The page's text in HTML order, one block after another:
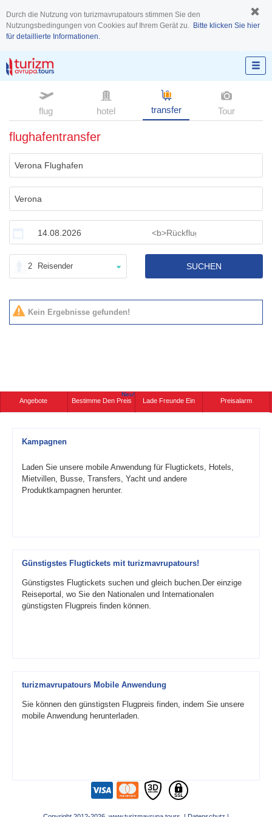
Durch die Nutzung von turizmavrupatours stimmen Sie den
Nutzungsbedingungen von Cookies auf Ihrem Gerät zu. Bitte klicken Sie hier
für detaillierte Informationen.
flug hotel transfer Tour
flughafentransfer
2 Reisender SUCHEN
Kein Ergebnisse gefunden!
Angebote Bestimme Den Preis
Neu!
Lade Freunde Ein Preisalarm
Kampagnen
Laden Sie unsere mobile Anwendung für Flugtickets, Hotels,
Mietvillen, Busse, Transfers, Yacht und andere
Produktkampagnen herunter.
Günstigstes Flugtickets mit turizmavrupatours!
Günstigstes Flugtickets suchen und gleich buchen.Der einzige
Reiseportal, wo Sie den Nationalen und Internationalen
günstigsten Flugpreis finden können.
turizmavrupatours Mobile Anwendung
Sie können den günstigsten Flugpreis finden, indem Sie unsere
mobile Anwendung herunterladen.